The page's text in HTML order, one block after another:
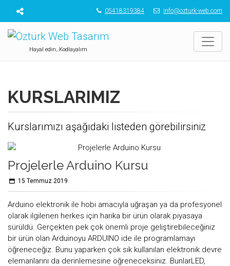
05418319384 info@ozturk-web.com
Hayal edin, Kodlayalım
KURSLARIMIZ
Kurslarımızı aşağıdaki listeden görebilirsiniz
Projelerle Arduino Kursu
15 Temmuz 2019
Arduino elektronik ile hobi amacıyla uğraşan ya da profesyonel
olarak ilgilenen herkes için harika bir ürün olarak piyasaya
sürüldü. Gerçekten pek çok önemli proje geliştirebileceğiniz
bir ürün olan Arduinoyu ARDUINO ide ile programlamayı
öğreneceğiz. Bunu yaparken çok sık kullanılan elektronik devre
elemanlarını da derinlemesine öğreneceksiniz. BunlarLED,